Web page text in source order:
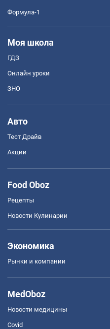
Формула-1
Моя школа
ГДЗ
Онлайн уроки
ЗНО
Авто
Тест Драйв
Акции
Food Oboz
Рецепты
Новости Кулинарии
Экономика
Рынки и компании
MedOboz
Новости медицины
Covid